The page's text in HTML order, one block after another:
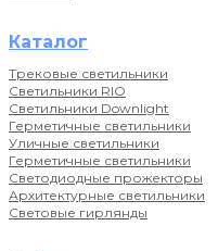
Каталог
Трековые светильники
Светильники RIO
Светильники Downlight
Герметичные светильники
Уличные светильники
Герметичные светильники
Светодиодные прожекторы
Архитектурные светильники
Световые гирлянды